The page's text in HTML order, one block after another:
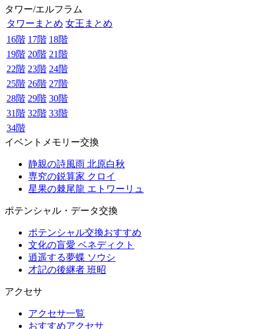
タワー/エルフラム
タワーまとめ 女王まとめ
16階 17階 18階
19階 20階 21階
22階 23階 24階
25階 26階 27階
28階 29階 30階
31階 32階 33階
34階
イベントメモリー交換
静親の詩風雨 北原白秋
専究の鋭算家 クロイ
星果の棘尾龍 エトワーリュ
ポテンシャル・データ交換
ポテンシャル交換おすすめ
文化の盲愛 ベネディクト
逍遥する夢蝶 ソウシ
才記の後継者 班昭
アクセサ
アクセサ一覧
おすすめアクセサ